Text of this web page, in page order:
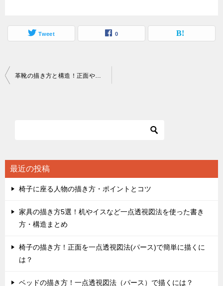
Tweet 0
投
シ
ョ
革靴の描き方と構造！正面や斜めなどの見え方
最近の投稿
椅子に座る人物の描き方・ポイントとコツ
家具の描き方5選！机やイスなど一点透視図法を使った書き
方・構造まとめ
椅子の描き方！正面を一点透視図法(パース)で簡単に描くに
は？
ベッドの描き方！一点透視図法（パース）で描くには？